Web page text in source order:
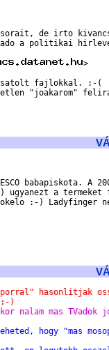
sorait, de irto
a politikai
>
csatolt fajlokkal. :-(
"joakarom"
babapiskota. A
ugyanezt a termeket
:-) Ladyfinger
hasonlitjak
:-)
nalam mas TVadok
hogy "mas